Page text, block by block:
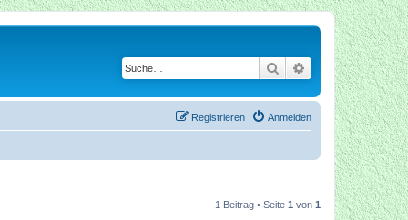
Suche Erweiterte Suche
Anmelden
Registrieren
1 Beitrag • Seite 1 von 1